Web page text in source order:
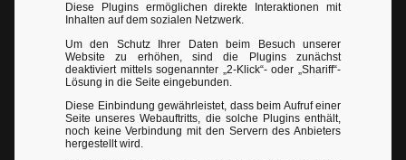
Diese Plugins ermöglichen direkte Interaktionen mit
Inhalten auf dem sozialen Netzwerk.
Um den Schutz Ihrer Daten beim Besuch unserer
Website zu erhöhen, sind die Plugins zunächst
deaktiviert mittels sogenannter „2-Klick“- oder „Shariff“-
Lösung in die Seite eingebunden.
Diese Einbindung gewährleistet, dass beim Aufruf einer
Seite unseres Webauftritts, die solche Plugins enthält,
noch keine Verbindung mit den Servern des Anbieters
hergestellt wird.